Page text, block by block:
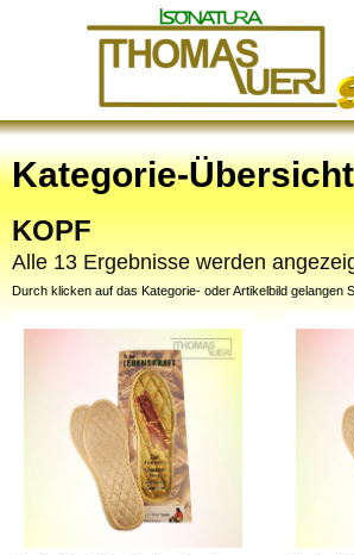
Kategorie-Übersicht
KOPF
Alle 13 Ergebnisse werden
Durch klicken auf das Kategorie- oder Artikelbild gelangen